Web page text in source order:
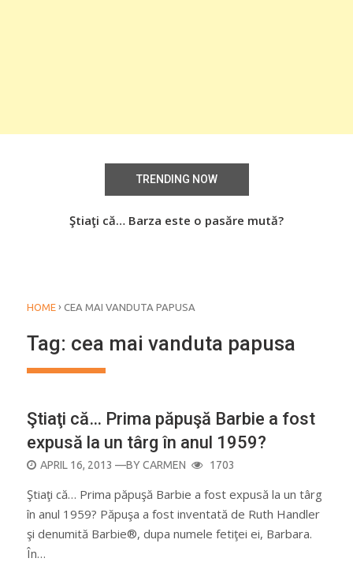
TRENDING NOW
Ştiaţi că… Barza este o pasăre mută?
HOME › CEA MAI VANDUTA PAPUSA
Tag: cea mai vanduta papusa
Ştiaţi că… Prima păpuşă Barbie a fost
expusă la un târg în anul 1959?
POSTED
APRIL 16, 2013 —BYCARMEN 1703
Ştiaţi că… Prima păpuşă Barbie a fost expusă la un târg
în anul 1959? Păpuşa a fost inventată de Ruth Handler
şi denumită Barbie®, dupa numele fetiţei ei, Barbara.
În…